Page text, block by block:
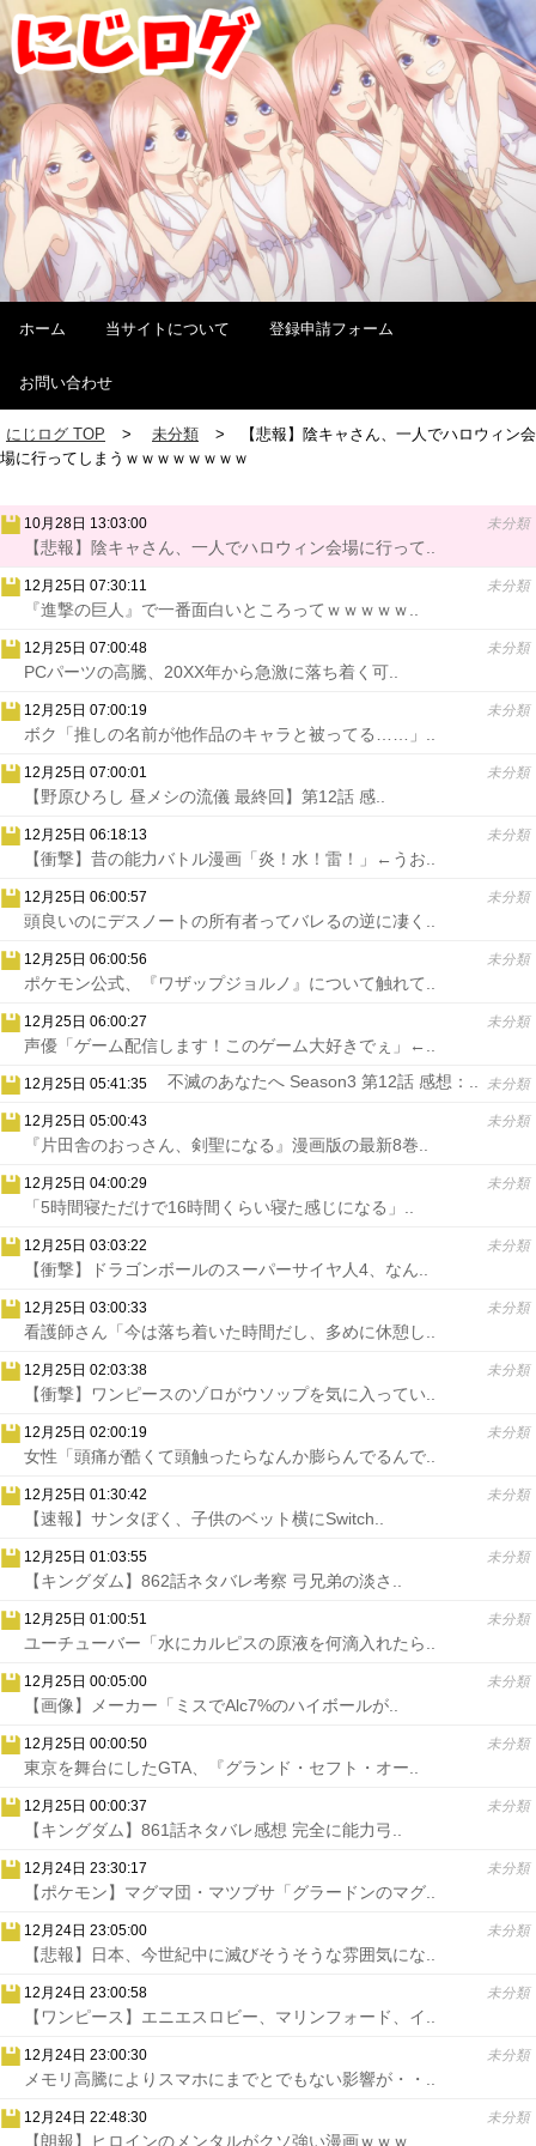
ホーム 当サイトについて 登録申請フォーム
お問い合わせ
にじログ TOP 未分類
【悲報】陰キャさん、一人でハロウィン会
場に行ってしまうｗｗｗｗｗｗｗｗ
10月28日 13:03:00 未分類
【悲報】陰キャさん、一人でハロウィン会場に行って..
12月25日 07:30:11 未分類
『進撃の巨人』で一番面白いところってｗｗｗｗｗ..
12月25日 07:00:48 未分類
PCパーツの高騰、20XX年から急激に落ち着く可..
12月25日 07:00:19 未分類
ボク「推しの名前が他作品のキャラと被ってる……」..
12月25日 07:00:01 未分類
【野原ひろし 昼メシの流儀 最終回】第12話 感..
12月25日 06:18:13 未分類
【衝撃】昔の能力バトル漫画「炎！水！雷！」←うお..
12月25日 06:00:57 未分類
頭良いのにデスノートの所有者ってバレるの逆に凄く..
12月25日 06:00:56 未分類
ポケモン公式、『ワザップジョルノ』について触れて..
12月25日 06:00:27 未分類
声優「ゲーム配信します！このゲーム大好きでぇ」←..
12月25日 05:41:35 未分類
不滅のあなたへ Season3 第12話 感想：..
12月25日 05:00:43 未分類
『片田舎のおっさん、剣聖になる』漫画版の最新8巻..
12月25日 04:00:29 未分類
「5時間寝ただけで16時間くらい寝た感じになる」..
12月25日 03:03:22 未分類
【衝撃】ドラゴンボールのスーパーサイヤ人4、なん..
12月25日 03:00:33 未分類
看護師さん「今は落ち着いた時間だし、多めに休憩し..
12月25日 02:03:38 未分類
【衝撃】ワンピースのゾロがウソップを気に入ってい..
12月25日 02:00:19 未分類
女性「頭痛が酷くて頭触ったらなんか膨らんでるんで..
12月25日 01:30:42 未分類
【速報】サンタぼく、子供のベット横にSwitch..
12月25日 01:03:55 未分類
【キングダム】862話ネタバレ考察 弓兄弟の淡さ..
12月25日 01:00:51 未分類
ユーチューバー「水にカルピスの原液を何滴入れたら..
12月25日 00:05:00 未分類
【画像】メーカー「ミスでAlc7%のハイボールが..
12月25日 00:00:50 未分類
東京を舞台にしたGTA、『グランド・セフト・オー..
12月25日 00:00:37 未分類
【キングダム】861話ネタバレ感想 完全に能力弓..
12月24日 23:30:17 未分類
【ポケモン】マグマ団・マツブサ「グラードンのマグ..
12月24日 23:05:00 未分類
【悲報】日本、今世紀中に滅びそうそうな雰囲気にな..
12月24日 23:00:58 未分類
【ワンピース】エニエスロビー、マリンフォード、イ..
12月24日 23:00:30 未分類
メモリ高騰によりスマホにまでとでもない影響が・・..
12月24日 22:48:30 未分類
【朗報】ヒロインのメンタルがクソ強い漫画ｗｗｗ..